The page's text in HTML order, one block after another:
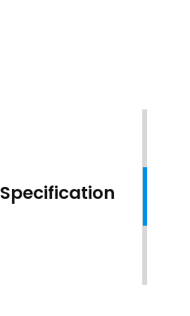
Specification